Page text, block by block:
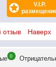
V.I.P.
отзыв Наверх
0 Отрицат